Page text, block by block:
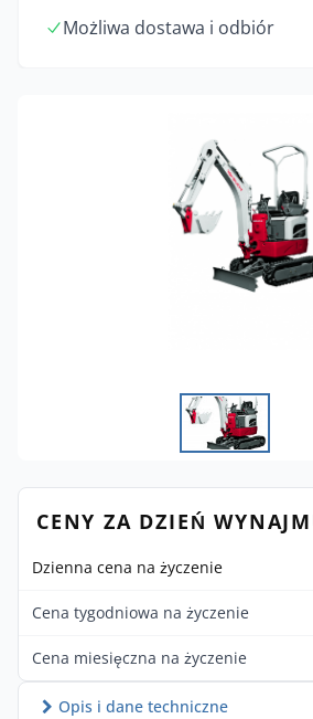
Możliwa dostawa i odbiór
CENY ZA DZIEŃ
Dzienna cena na życzenie
Cena tygodniowa na życzenie
Cena miesięczna na życzenie
Opis i dane techniczne